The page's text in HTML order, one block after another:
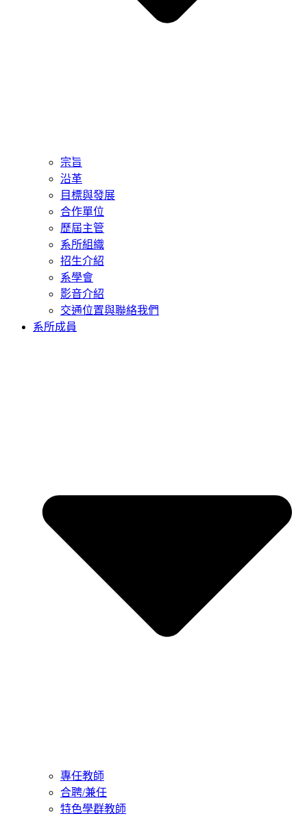
宗旨
沿革
目標與發展
合作單位
歷屆主管
系所組織
招生介紹
系學會
影音介紹
交通位置與聯絡我們
系所成員
專任教師
合聘/兼任
特色學群教師